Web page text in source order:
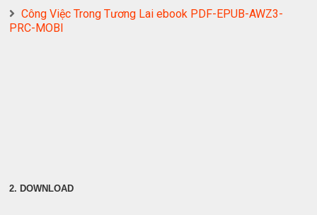
Công Việc Trong Tương Lai ebook PDF-EPUB-AWZ3-
PRC-MOBI
2. DOWNLOAD